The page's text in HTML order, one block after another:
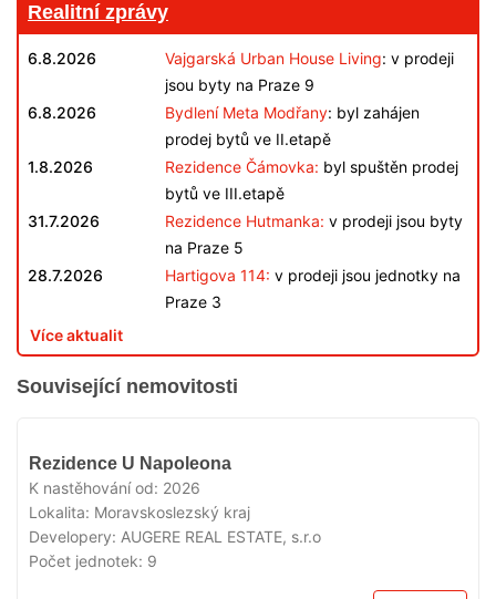
Realitní zprávy
6.8.2026 Vajgarská Urban House Living: v prodeji
jsou byty na Praze 9
6.8.2026
Bydlení Meta Modřany: byl zahájen
prodej bytů ve II.etapě
1.8.2026
Rezidence Čámovka: byl spuštěn prodej
bytů ve III.etapě
31.7.2026
Rezidence Hutmanka: v prodeji jsou byty
na Praze 5
28.7.2026
Hartigova 114: v prodeji jsou jednotky na
Praze 3
Více aktualit
Související nemovitosti
Rezidence U Napoleona
K nastěhování od: 2026
Lokalita: Moravskoslezský kraj
Developery: AUGERE REAL ESTATE, s.r.o
Počet jednotek: 9